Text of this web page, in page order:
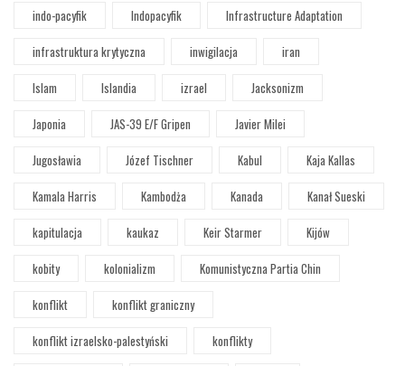
indo-pacyfik
Indopacyfik
Infrastructure Adaptation
infrastruktura krytyczna
inwigilacja
iran
Islam
Islandia izrael
Jacksonizm
Japonia
JAS-39 E/F Gripen
Javier Milei
Jugosławia
Józef Tischner Kabul
Kaja Kallas
Kamala Harris
Kambodża Kanada
Kanał Sueski
kapitulacja
kaukaz Keir Starmer
Kijów
kobity
kolonializm
Komunistyczna Partia Chin
konflikt
konflikt graniczny
konflikt izraelsko-palestyński
konflikty